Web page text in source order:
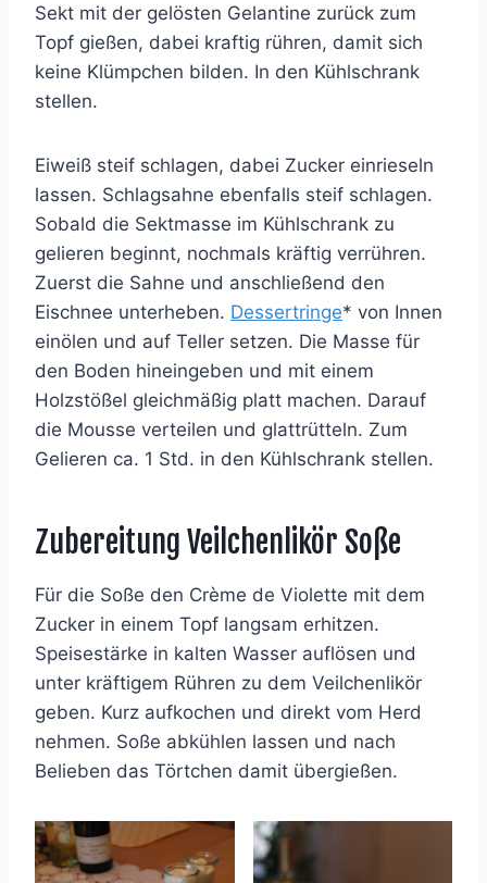
Sekt mit der gelösten Gelantine zurück zum
Topf gießen, dabei kraftig rühren, damit sich
keine Klümpchen bilden. In den Kühlschrank
stellen.
Eiweiß steif schlagen, dabei Zucker einrieseln
lassen. Schlagsahne ebenfalls steif schlagen.
Sobald die Sektmasse im Kühlschrank zu
gelieren beginnt, nochmals kräftig verrühren.
Zuerst die Sahne und anschließend den
Eischnee unterheben. Dessertringe* von Innen
einölen und auf Teller setzen. Die Masse für
den Boden hineingeben und mit einem
Holzstößel gleichmäßig platt machen. Darauf
die Mousse verteilen und glattrütteln. Zum
Gelieren ca. 1 Std. in den Kühlschrank stellen.
Zubereitung Veilchenlikör Soße
Für die Soße den Crème de Violette mit dem
Zucker in einem Topf langsam erhitzen.
Speisestärke in kalten Wasser auflösen und
unter kräftigem Rühren zu dem Veilchenlikör
geben. Kurz aufkochen und direkt vom Herd
nehmen. Soße abkühlen lassen und nach
Belieben das Törtchen damit übergießen.